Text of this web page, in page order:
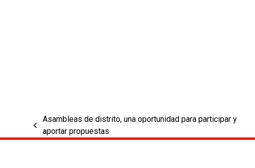
previous
post:
Asambleas de distrito, una oportunidad para participar y
aportar propuestas